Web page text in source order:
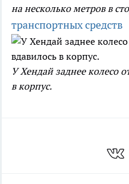
на несколько метров в
транспортных средств
У Хендай заднее колесо
в корпус.